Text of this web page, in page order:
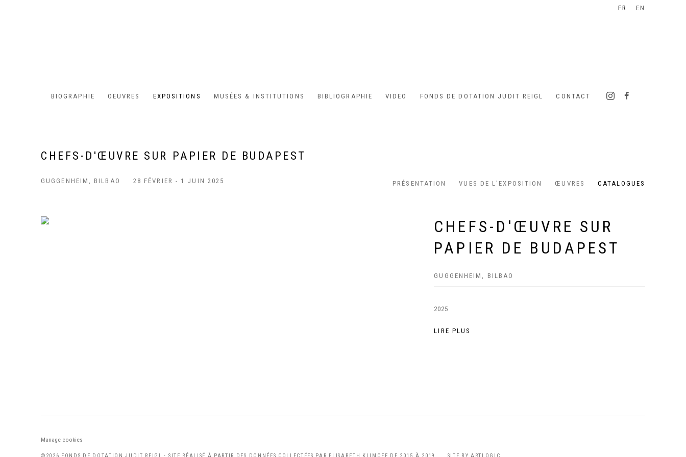
BIOGRAPHIE OEUVRES EXPOSITIONS MUSÉES & INSTITUTIONS BIBLIOGRAPHIE VIDEO FONDS DE DOTATION JUDIT REIGL CONTACT
FR EN
CHEFS-D'ŒUVRE SUR PAPIER DE BUDAPEST
GUGGENHEIM, BILBAO 28 FÉVRIER - 1 JUIN 2025 PRÉSENTATION VUES DE L'EXPOSITION ŒUVRES CATALOGUES
CHEFS-D'ŒUVRE SUR
PAPIER DE BUDAPEST
GUGGENHEIM, BILBAO
2025
LIRE PLUS
Manage cookies